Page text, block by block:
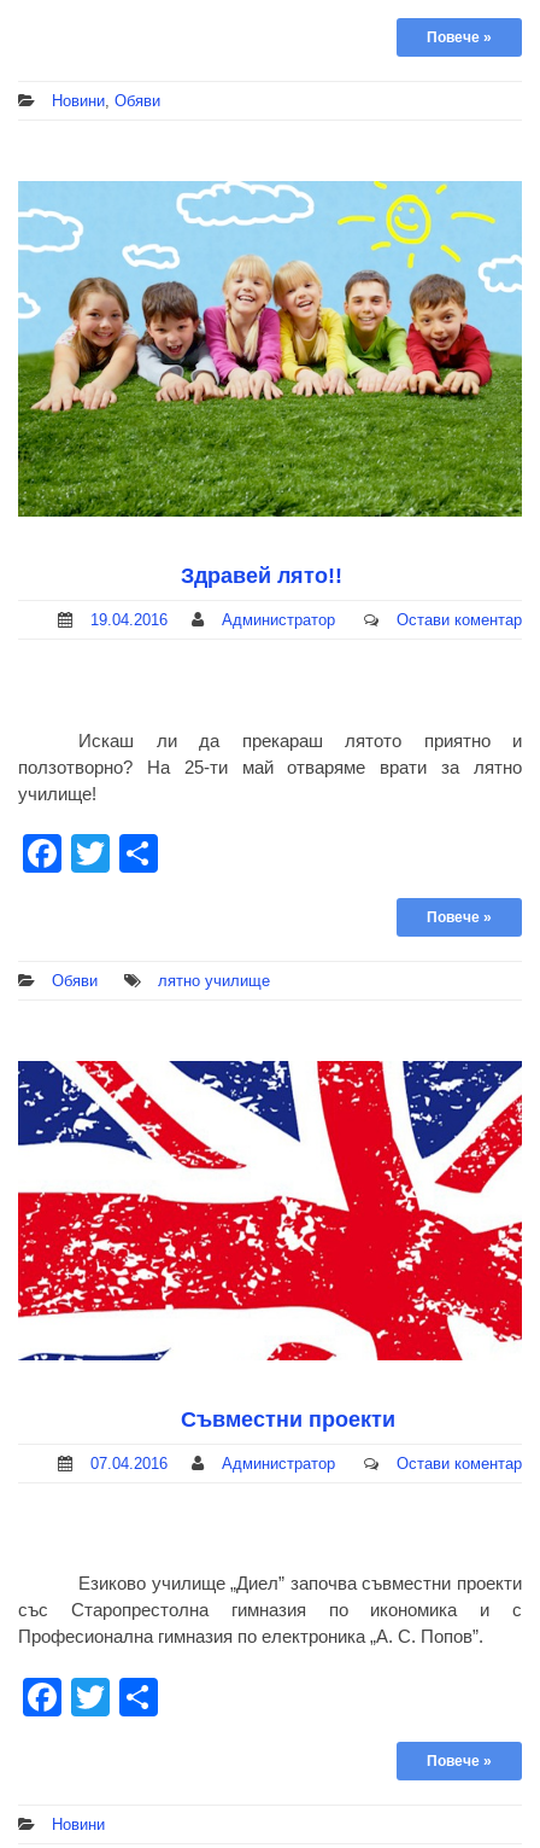
Повече »
Новини Обяви
Здравей лято!!
19.04.2016 Администратор Остави коментар
Искаш ли да прекараш лятото приятно и
ползотворно? На 25-ти май отваряме врати за лятно
училище!
Facebook
Twitter
Повече »
Обяви лятно училище
Съвместни проекти
07.04.2016 Администратор Остави коментар
Езиково училище „Диел” започва съвместни проекти
със Старопрестолна гимназия по икономика и с
Професионална гимназия по електроника „А. С. Попов”.
Facebook
Twitter
Повече »
Новини